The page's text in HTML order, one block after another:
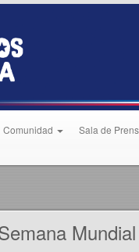
Comunidad Sala de